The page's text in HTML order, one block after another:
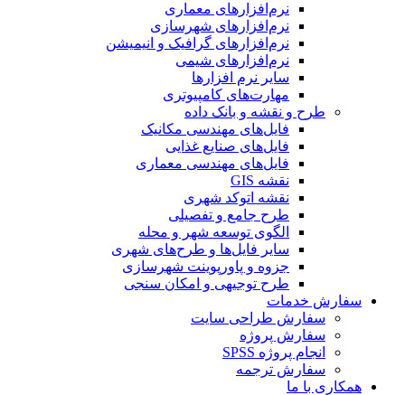
نرم‌افزارهای معماری
نرم‌افزارهای شهرسازی
نرم‌افزارهای گرافیک و انیمیشن
نرم‌افزارهای شیمی
سایر نرم افزارها
مهارت‌های کامپیوتری
طرح و نقشه و بانک داده
فایل‌های مهندسی مکانیک
فایل‌های صنایع غذایی
فایل‌های مهندسی معماری
نقشه GIS
نقشه اتوکد شهری
طرح جامع و تفصیلی
الگوی توسعه شهر و محله
سایر فایل‌ها و طرح‌های شهری
جزوه و پاورپوینت شهرسازی
طرح توجیهی و امکان سنجی
سفارش خدمات
سفارش طراحی سایت
سفارش پروژه
انجام پروژه SPSS
سفارش ترجمه
همکاری با ما